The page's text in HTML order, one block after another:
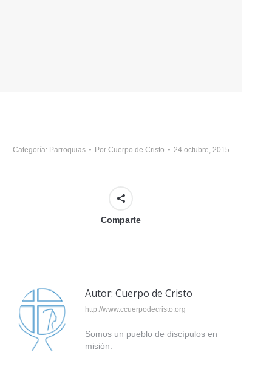
Categoría: Parroquias Por Cuerpo de Cristo 24 octubre, 2015
Comparte
Autor: Cuerpo de Cristo
http://www.ccuerpodecristo.org
Somos un pueblo de discípulos en
misión.